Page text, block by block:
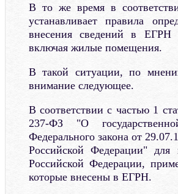
В то же время в
устанавливает правила
внесения сведений в ЕГРН
включая жилые помещения.
В такой ситуации, по
внимание следующее.
В соответствии с частью 1
237-ФЗ "О
Федерального закона от
Российской Федерации" для
Российской Федерации,
которые внесены в ЕГРН.